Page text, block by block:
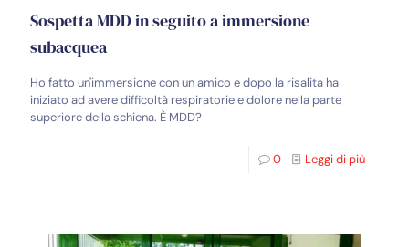
Sospetta MDD in seguito a immersione
subacquea
Ho fatto un'immersione con un amico e dopo la risalita ha
iniziato ad avere difficoltà respiratorie e dolore nella parte
superiore della schiena. È MDD?
0 Leggi di più